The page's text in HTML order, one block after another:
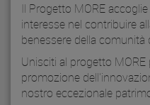
Il Progetto MORE
interesse nel contribuire
benessere della comunità
Unisciti al progetto
promozione
nostro eccezionale